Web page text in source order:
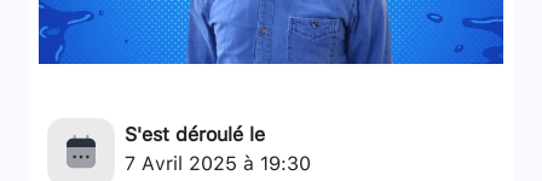
S'est déroulé le
7 Avril 2025 à 19:30